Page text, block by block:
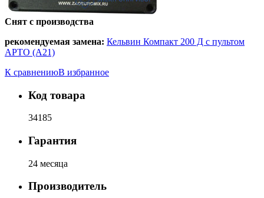
Снят с производства
рекомендуемая замена: Кельвин Компакт 200 Д с пультом
АРТО (А21)
К сравнениюВ избранное
Код товара
34185
Гарантия
24 месяца
Производитель